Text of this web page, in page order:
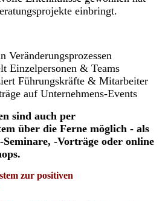
einbringt.
Veränderungsprozessen
Einzelpersonen & Teams
Führungskräfte & Mitarbeiter
auf Unternehmens-Events
sind auch per
über die Ferne möglich - als
-Vorträge oder online
zur positiven